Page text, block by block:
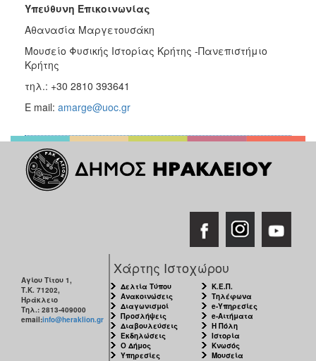
Υπεύθυνη Επικοινωνίας
Αθανασία Μαργετουσάκη
Μουσείο Φυσικής Ιστορίας Κρήτης -Πανεπιστήμιο
Κρήτης
τηλ.: +30 2810 393641
E mail: amarge@uoc.gr
Αγίου Τίτου 1,
Τ.Κ. 71202,
Ηράκλειο
Τηλ.: 2813-409000
email:info@heraklion.gr
Χάρτης Ιστοχώρου
Δελτία Τύπου
Ανακοινώσεις
Διαγωνισμοί
Προσλήψεις
Διαβουλεύσεις
Εκδηλώσεις
Ο Δήμος
Υπηρεσίες
Κ.Ε.Π.
Τηλέφωνα
e-Υπηρεσίες
e-Αιτήματα
Η Πόλη
Ιστορία
Κνωσός
Μουσεία